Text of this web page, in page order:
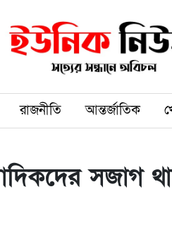
রাজনীতি আন্তর্জাতিক
সজাগ